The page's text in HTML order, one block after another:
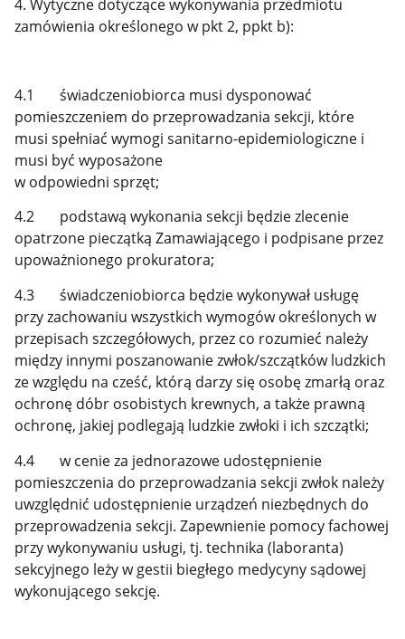
4. Wytyczne dotyczące wykonywania przedmiotu
zamówienia określonego w pkt 2, ppkt b):
4.1 świadczeniobiorca musi dysponować
pomieszczeniem do przeprowadzania sekcji, które
musi spełniać wymogi sanitarno-epidemiologiczne i
musi być wyposażone
w odpowiedni sprzęt;
4.2 podstawą wykonania sekcji będzie zlecenie
opatrzone pieczątką Zamawiającego i podpisane przez
upoważnionego prokuratora;
4.3 świadczeniobiorca będzie wykonywał usługę
przy zachowaniu wszystkich wymogów określonych w
przepisach szczegółowych, przez co rozumieć należy
między innymi poszanowanie zwłok/szczątków ludzkich
ze względu na cześć, którą darzy się osobę zmarłą oraz
ochronę dóbr osobistych krewnych, a także prawną
ochronę, jakiej podlegają ludzkie zwłoki i ich szczątki;
4.4 w cenie za jednorazowe udostępnienie
pomieszczenia do przeprowadzania sekcji zwłok należy
uwzględnić udostępnienie urządzeń niezbędnych do
przeprowadzenia sekcji. Zapewnienie pomocy fachowej
przy wykonywaniu usługi, tj. technika (laboranta)
sekcyjnego leży w gestii biegłego medycyny sądowej
wykonującego sekcję.